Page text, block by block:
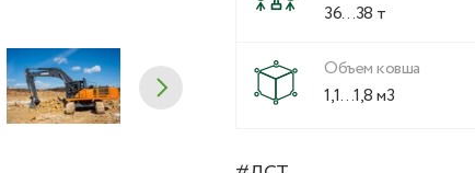
36…38 т
Объем ковша
1,1…1,8 м3